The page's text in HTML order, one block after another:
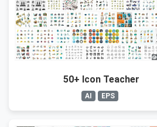
50+ Icon Teacher
AI EPS